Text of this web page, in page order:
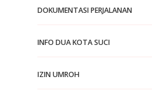
DOKUMENTASI PERJALANAN
INFO DUA KOTA SUCI
IZIN UMROH